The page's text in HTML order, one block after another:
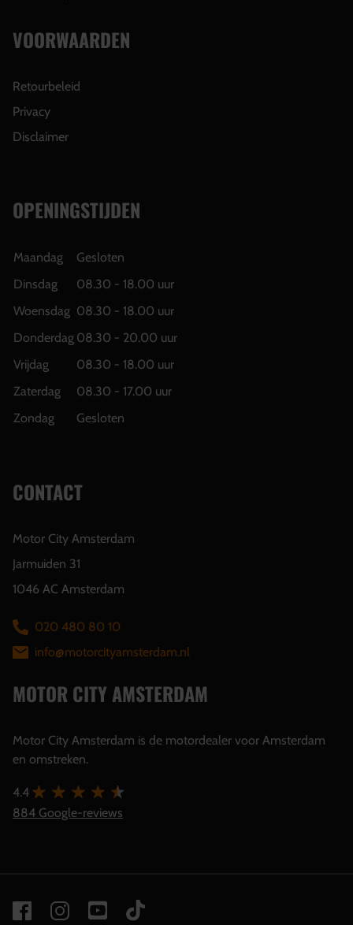
VOORWAARDEN
Retourbeleid
Privacy
Disclaimer
OPENINGSTIJDEN
Maandag
Gesloten
Dinsdag
08.30 - 18.00 uur
Woensdag 08.30 - 18.00 uur
Donderdag 08.30 - 20.00 uur
Vrijdag
08.30 - 18.00 uur
Zaterdag
08.30 - 17.00 uur
Zondag
Gesloten
CONTACT
Motor City Amsterdam
Jarmuiden 31
1046 AC Amsterdam
020 480 80 10
info@motorcityamsterdam.nl
MOTOR CITY AMSTERDAM
Motor City Amsterdam is de motordealer voor Amsterdam
en omstreken.
4.4
884 Google-reviews